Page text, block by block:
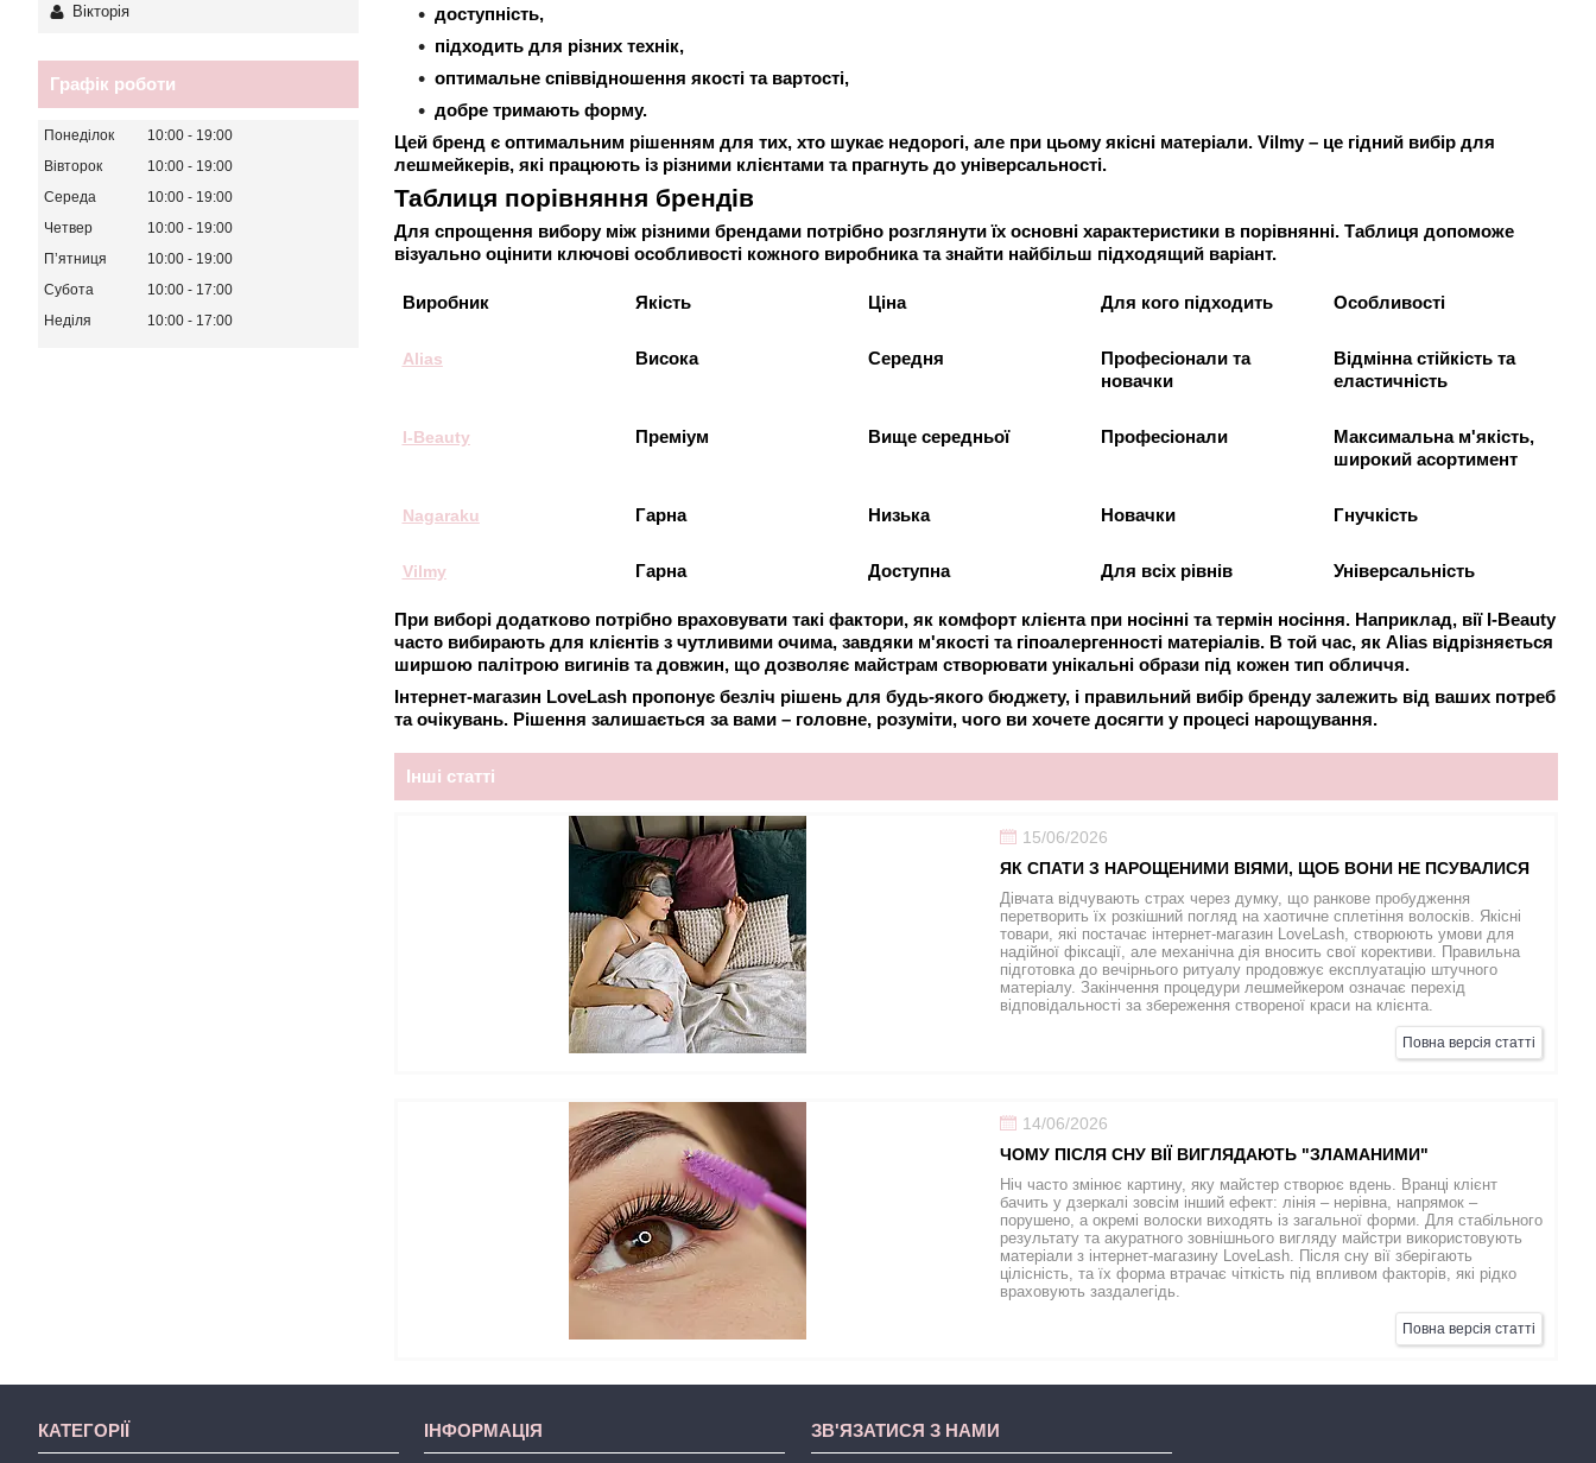
доступність,
підходить для різних технік,
оптимальне співвідношення якості та вартості,
добре тримають форму.
Цей бренд є оптимальним рішенням для тих, хто шукає недорогі, але при цьому якісні матеріали. Vilmy – це гідний вибір для
лешмейкерів, які працюють із різними клієнтами та прагнуть до універсальності.
Таблиця порівняння брендів
Для спрощення вибору між різними брендами потрібно розглянути їх основні характеристики в порівнянні. Таблиця допоможе
візуально оцінити ключові особливості кожного виробника та знайти найбільш підходящий варіант.
Виробник Якість Ціна Для кого підходить Особливості
Alias Висока Середня
Професіонали та
новачки
Відмінна стійкість та
еластичність
I-Beauty Преміум Вище середньої Професіонали
Максимальна м'якість,
широкий асортимент
Nagaraku Гарна Низька Новачки Гнучкість
Vilmy Гарна Доступна Для всіх рівнів Універсальність
При виборі додатково потрібно враховувати такі фактори, як комфорт клієнта при носінні та термін носіння. Наприклад, вії I-Beauty
часто вибирають для клієнтів з чутливими очима, завдяки м'якості та гіпоалергенності матеріалів. В той час, як Alias відрізняється
ширшою палітрою вигинів та довжин, що дозволяє майстрам створювати унікальні образи під кожен тип обличчя.
Інтернет-магазин LoveLash пропонує безліч рішень для будь-якого бюджету, і правильний вибір бренду залежить від ваших потреб
та очікувань. Рішення залишається за вами – головне, розуміти, чого ви хочете досягти у процесі нарощування.
Інші статті
15/06/2026
ЯК СПАТИ З НАРОЩЕНИМИ ВІЯМИ, ЩОБ ВОНИ НЕ ПСУВАЛИСЯ
Дівчата відчувають страх через думку, що ранкове пробудження
перетворить їх розкішний погляд на хаотичне сплетіння волосків. Якісні
товари, які постачає інтернет-магазин LoveLash, створюють умови для
надійної фіксації, але механічна дія вносить свої корективи. Правильна
підготовка до вечірнього ритуалу продовжує експлуатацію штучного
матеріалу. Закінчення процедури лешмейкером означає перехід
відповідальності за збереження створеної краси на клієнта.
Повна версія статті
14/06/2026
ЧОМУ ПІСЛЯ СНУ ВІЇ ВИГЛЯДАЮТЬ "ЗЛАМАНИМИ"
Ніч часто змінює картину, яку майстер створює вдень. Вранці клієнт
бачить у дзеркалі зовсім інший ефект: лінія – нерівна, напрямок –
порушено, а окремі волоски виходять із загальної форми. Для стабільного
результату та акуратного зовнішнього вигляду майстри використовують
матеріали з інтернет-магазину LoveLash. Після сну вії зберігають
цілісність, та їх форма втрачає чіткість під впливом факторів, які рідко
враховують заздалегідь.
Повна версія статті
Вікторія
Графік роботи
Понеділок 10:00
19:00
Вівторок
10:00
19:00
Середа
10:00
19:00
Четвер
10:00
19:00
Пʼятниця
10:00
19:00
Субота
10:00
17:00
Неділя
10:00 17:00
КАТЕГОРІЇ ІНФОРМАЦІЯ ЗВ'ЯЗАТИСЯ З НАМИ